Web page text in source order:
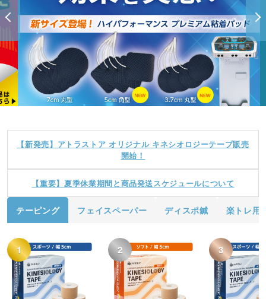
【新発売】アトラストア オリジナル キネシオロジーテープ販売
開始！
【重要】夏季休業期間と商品発送スケジュールについて
テーピング フェイスペーパー ディスポ鍼 楽トレ用